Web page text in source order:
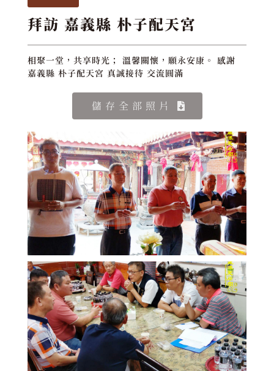
拜訪 嘉義縣 朴子配天宮
相聚一堂，共享時光； 溫馨關懷，願永安康。 感謝
嘉義縣 朴子配天宮 真誠接待 交流圓滿
儲存全部照片